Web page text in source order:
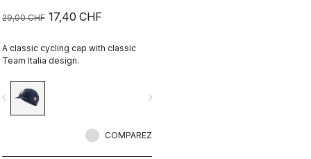
29,00 CHF 17,40 CHF
A classic cycling cap with classic
Team Italia design.
navigate_next
COMPAREZ